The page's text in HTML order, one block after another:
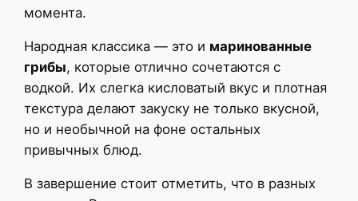
момента.
Народная классика — это и маринованные
грибы, которые отлично сочетаются с
водкой. Их слегка кисловатый вкус и плотная
текстура делают закуску не только вкусной,
но и необычной на фоне остальных
привычных блюд.
В завершение стоит отметить, что в разных